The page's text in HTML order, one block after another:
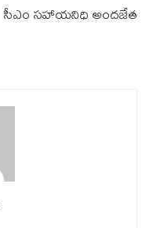
సీఎం సహాయనిధి అందజేత